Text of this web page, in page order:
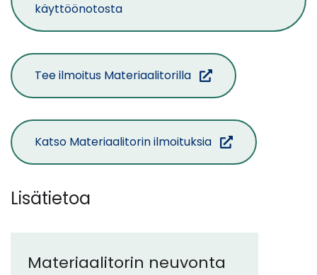
käyttöönotosta
Tee ilmoitus Materiaalitorilla(siirryt
toiseen
Katso Materiaalitorin ilmoituksia(siirryt
toiseen
Lisätietoa
Materiaalitorin neuvonta